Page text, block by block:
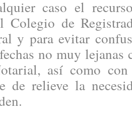
caso el recurso
Colegio de
y para evitar
no muy
así como
de relieve la